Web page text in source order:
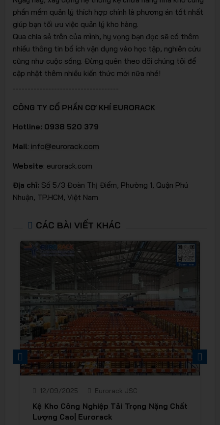
phần mềm quản lý thích hợp chính là phương án tốt nhất
giúp bạn tối ưu việc quản lý kho hàng.
Qua chia sẻ trên của mình, hy vọng bạn đọc sẽ có thêm
nhiều thông tin bổ ích vận dụng vào học tập, nghiên cứu
cũng như cuộc sống. Đừng quên theo dõi chúng tôi để
cập nhật thêm nhiều kiến thức mới nữa nhé!
------------------------------------
CÔNG TY CỔ PHẦN CƠ KHÍ EURORACK
Hotline: 0938 520 379
Mail: info@eurorack.com
Website: eurorack.com
Địa chỉ: Số 5/3 Đoàn Thị Điểm, Phường 1, Quận Phú
Nhuận, TP.HCM, Việt Nam
CÁC BÀI VIẾT KHÁC
PREVIOUS
11/09/2025 Eurorack
Thuê tàu chợ là gì? Ưu điểm và Điểm hạn
chế
NEXT